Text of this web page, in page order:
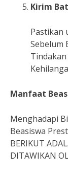
Kirim
Pastikan
Sebelum
Manfaat
Menghadapi
Beasiswa
BERIKUT
DITAWIKAN